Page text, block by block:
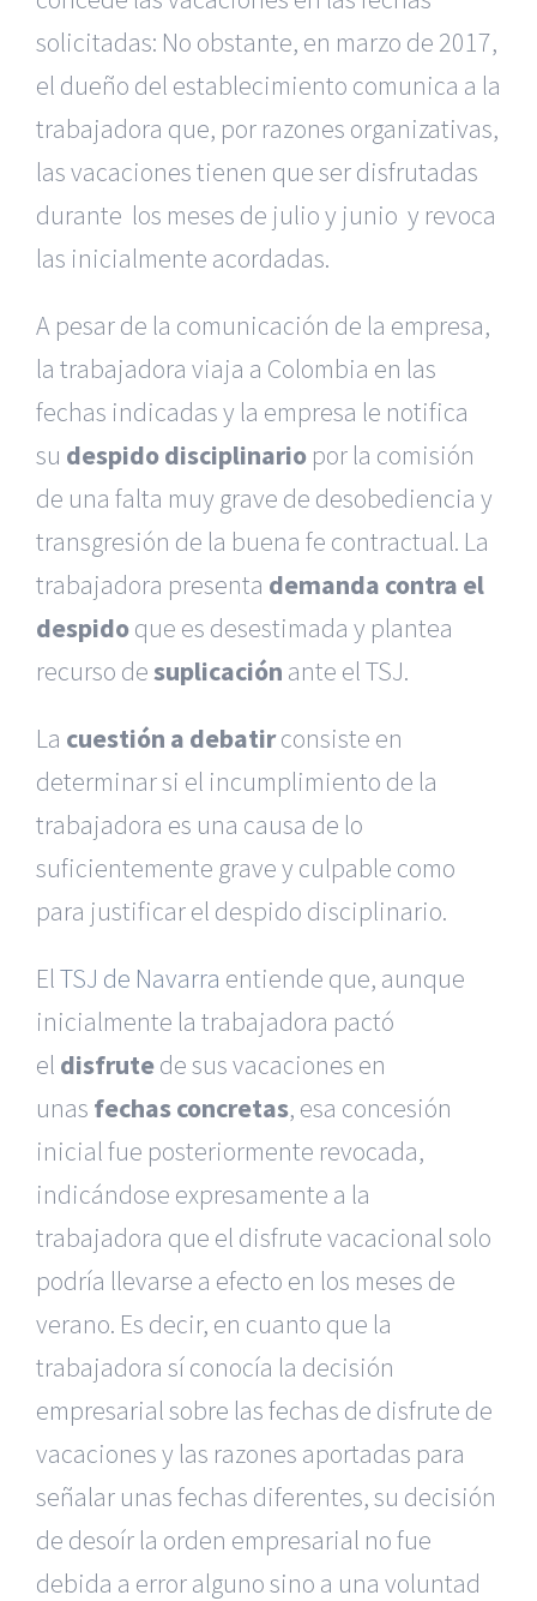
solicitadas: No obstante, en marzo de 2017,
el dueño del establecimiento comunica a la
trabajadora que, por razones organizativas,
las vacaciones tienen que ser disfrutadas
durante los meses de julio y junio y revoca
las inicialmente acordadas.
A pesar de la comunicación de la empresa,
la trabajadora viaja a Colombia en las
fechas indicadas y la empresa le notifica
su despido disciplinario por la comisión
de una falta muy grave de desobediencia y
transgresión de la buena fe contractual. La
trabajadora presenta demanda contra el
despidoque es desestimada y plantea
recurso desuplicación ante el TSJ.
La cuestión a debatirconsiste en
determinar si el incumplimiento de la
trabajadora es una causa de lo
suficientemente grave y culpable como
para justificar el despido disciplinario.​
ElTSJ de Navarra entiende que, aunque
inicialmente la trabajadora pactó
el disfrutede sus vacaciones en
unas fechas concretas, esa concesión
inicial fue posteriormente revocada,
indicándose expresamente a la
trabajadora que el disfrute vacacional solo
podría llevarse a efecto en los meses de
verano. Es decir, en cuanto que la
trabajadora sí conocía la decisión
empresarial sobre las fechas de disfrute de
vacaciones y las razones aportadas para
señalar unas fechas diferentes, su decisión
de desoír la orden empresarial no fue
debida a error alguno sino a una voluntad